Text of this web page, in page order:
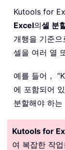
Kutools for
Excel의셀 분
개행을 기준
셀을 여러 열
예를 들어，
에 포함되어
분할해야 하는
Kutools for
여 복잡한 작